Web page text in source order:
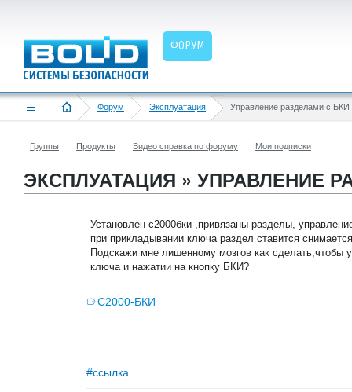
ФОРУМ
Форум Эксплуатация Управление разделами с БКИ
Группы Продукты Видео справка по форуму Мои подписки
ЭКСПЛУАТАЦИЯ » УПРАВЛЕНИЕ
Установлен с2000бки ,привязаны разделы,
при прикладывании ключа раздел ставится
Подскажи мне лишенному мозгов как сделать,чтобы
ключа и нажатии на кнопку БКИ?
С2000-БКИ
#ссылка